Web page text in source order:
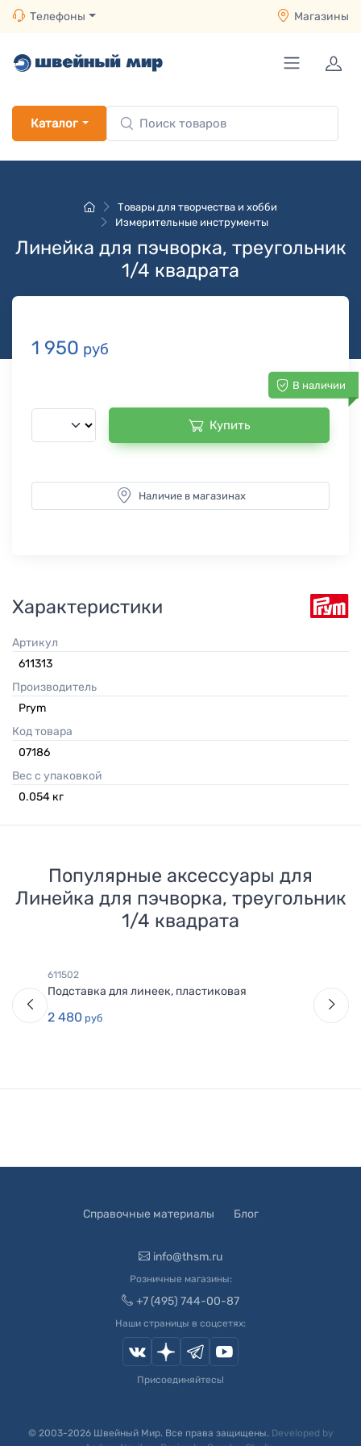
Телефоны Магазины
Каталог
Товары для творчества и хобби
Измерительные инструменты
Линейка для пэчворка, треугольник
1/4 квадрата
1 950 руб
В наличии
Купить
Наличие в магазинах
Характеристики
Артикул
611313
Производитель
Prym
Код товара
07186
Вес с упаковкой
0.054 кг
Популярные аксессуары для
Линейка для пэчворка, треугольник
1/4 квадрата
611502
Подставка для линеек, пластиковая
2 480 руб
Справочные материалы Блог
info@thsm.ru
Розничные магазины:
+7 (495) 744-00-87
Наши страницы в соцсетях:
Присоединяйтесь!
© 2003-2026Швейный Мир. Все права защищены. Developed by